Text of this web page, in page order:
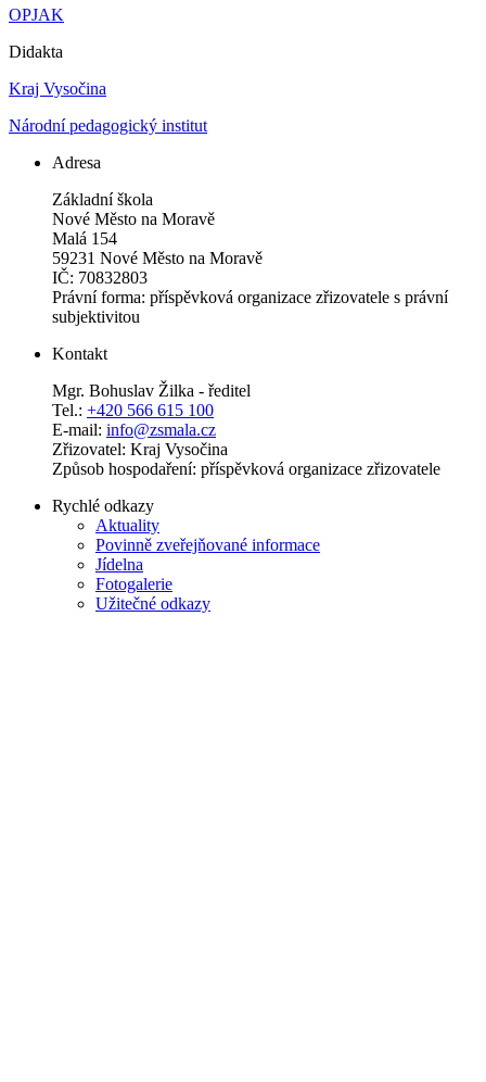
OPJAK
Didakta
Kraj Vysočina
Národní pedagogický institut
Adresa
Základní škola
Nové Město na Moravě
Malá 154
59231 Nové Město na Moravě
IČ: 70832803
Právní forma: příspěvková organizace zřizovatele s právní
subjektivitou
Kontakt
Mgr. Bohuslav Žilka - ředitel
Tel.: +420 566 615 100
E-mail: info@zsmala.cz
Zřizovatel: Kraj Vysočina
Způsob hospodaření: příspěvková organizace zřizovatele
Rychlé odkazy
Aktuality
Povinně zveřejňované informace
Jídelna
Fotogalerie
Užitečné odkazy